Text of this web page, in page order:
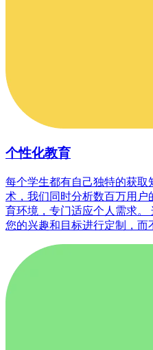
个性化教育
每个学生都有自己独特的获取
术，我们同时分析数百万用
育环境，专门适应个人需求
您的兴趣和目标进行定制，而